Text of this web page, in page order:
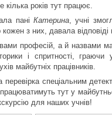
років тут працює.
пані Катерина, учні
з них, давала відповіді
професій, а й назвами
і спритності,
майбутніх працівників.
спеціальним
працюватимуть тут у
для наших учнів!